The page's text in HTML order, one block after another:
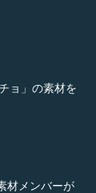
ョ」の素材を
材メンバーが